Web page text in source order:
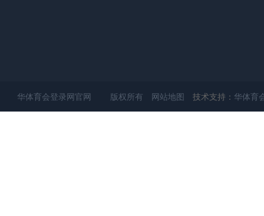
华体育会登录网官网 版权所有 网站地图 技术支持：华体育